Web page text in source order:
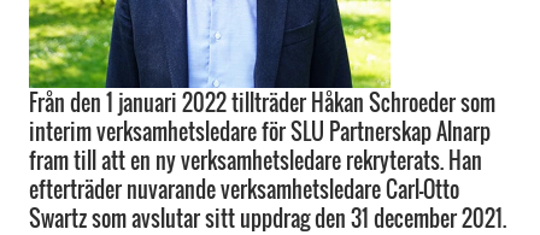
Från den 1 januari 2022 tillträder Håkan Schroeder som
interim verksamhetsledare för SLU Partnerskap Alnarp
fram till att en ny verksamhetsledare rekryterats. Han
efterträder nuvarande verksamhetsledare Carl-Otto
Swartz som avslutar sitt uppdrag den 31 december 2021.